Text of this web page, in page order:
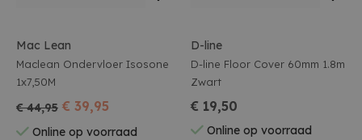
Mac Lean
Maclean Ondervloer Isosone
1x7,50M
€ 44,95 € 39,95
Online op voorraad
D-line
D-line Floor Cover 60mm 1.8m
Zwart
€ 19,50
Online op voorraad